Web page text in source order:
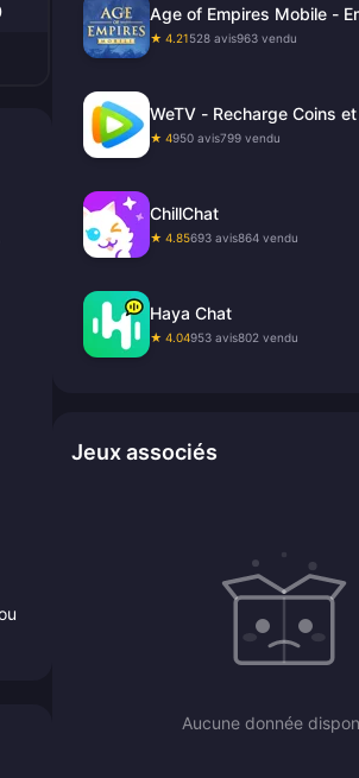
Age of Empires Mobile -
★ 4.21528 avis963 vendu
WeTV - Recharge Coins
★ 4950 avis799 vendu
ChillChat
★ 4.85693 avis864 vendu
Haya Chat
★ 4.04953 avis802 vendu
Jeux associés
Aucune donnée